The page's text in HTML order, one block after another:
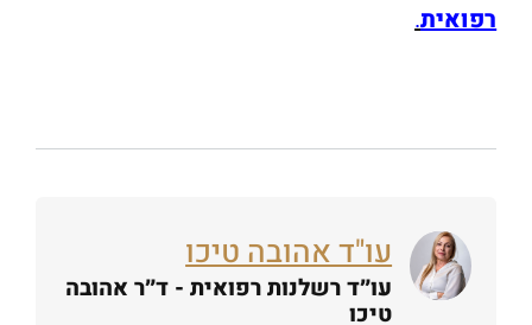
רפואית.
עו"ד אהובה טיכו
עו״ד רשלנות רפואית - ד״ר אהובה
טיכו